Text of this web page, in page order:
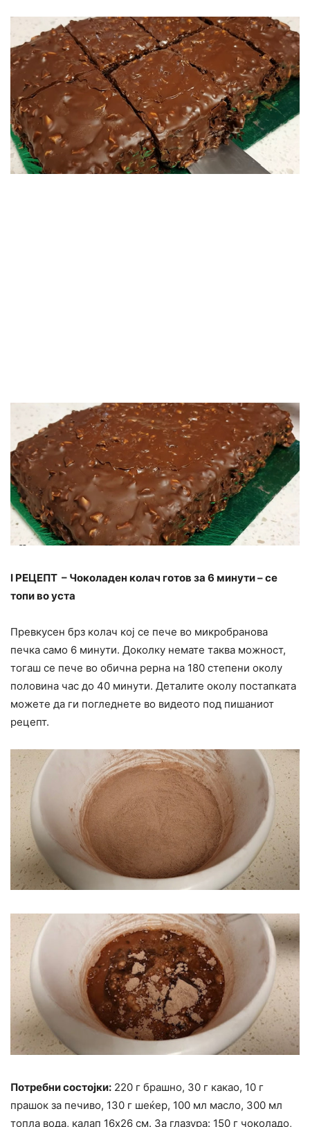
I РЕЦЕПТ – Чоколаден колач готов за 6 минути – се
топи во уста
Превкусен брз колач кој се пече во микробранова
печка само 6 минути. Доколку немате таква можност,
тогаш се пече во обична рерна на 180 степени околу
половина час до 40 минути. Деталите околу постапката
можете да ги погледнете во видеото под пишаниот
рецепт.
Потребни состојки: 220 г брашно, 30 г какао, 10 г
прашок за печиво, 130 г шеќер, 100 мл масло, 300 мл
топла вода, калап 16х26 см. За глазура: 150 г чоколадо,